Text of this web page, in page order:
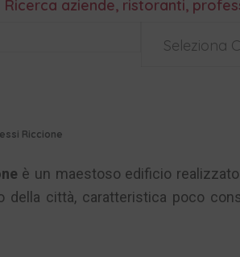
Ricerca aziende, ristoranti,
Seleziona
Riccione
è un maestoso edificio
città, caratteristica poco